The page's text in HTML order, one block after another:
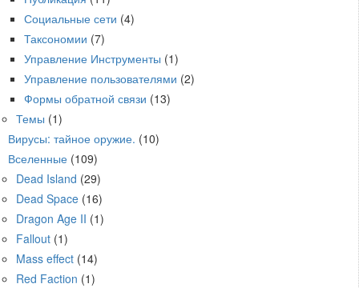
Социальные сети (4)
Таксономии (7)
Управление Инструменты (1)
Управление пользователями (2)
Формы обратной связи (13)
Темы (1)
Вирусы: тайное оружие. (10)
Вселенные (109)
Dead Island (29)
Dead Space (16)
Dragon Age II (1)
Fallout (1)
Mass effect (14)
Red Faction (1)